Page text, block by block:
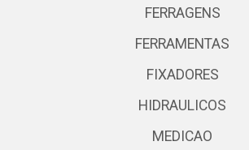
FERRAGENS
FERRAMENTAS
FIXADORES
HIDRAULICOS
MEDICAO